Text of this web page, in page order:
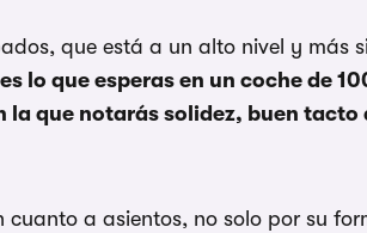
que está a un alto nivel y más
lo que esperas en un coche de
que notarás solidez, buen tacto
cuanto a asientos, no solo por su